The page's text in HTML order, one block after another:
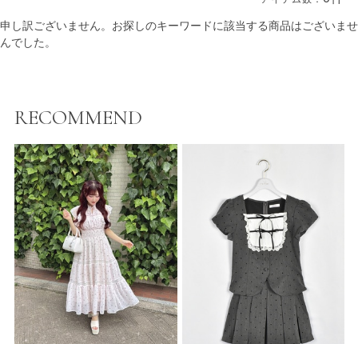
商品一覧
申し訳ございません。お探しのキーワードに該当する商品はございませ
んでした。
RECOMMEND